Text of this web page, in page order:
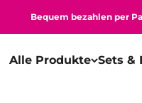
Bequem bezahlen per
Alle Produkte Sets &